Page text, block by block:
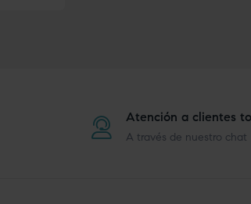
Atención a clientes
A través de nuestro chat